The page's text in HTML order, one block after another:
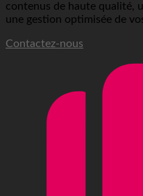
contenus de haute qualité,
une gestion optimisée de
Contactez-nous